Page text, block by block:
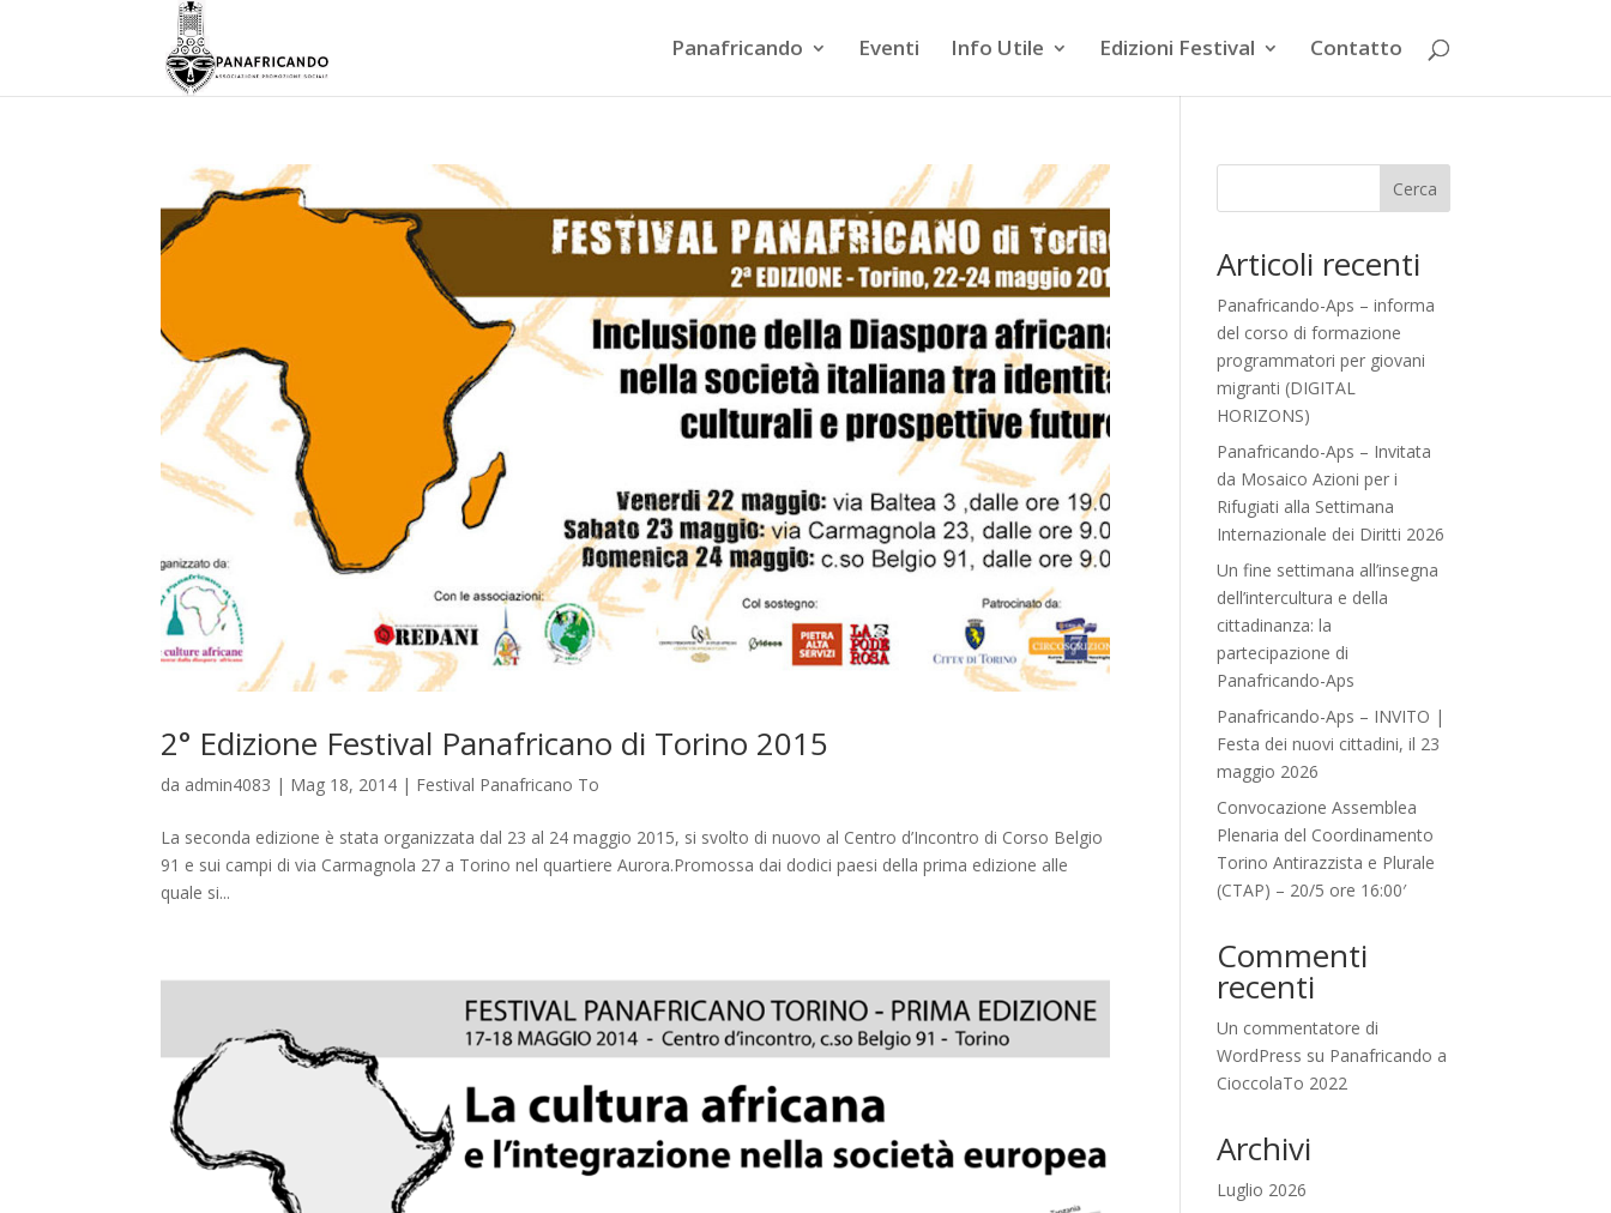
Panafricando Eventi Info Utile Edizioni Festival Contatto
2° Edizione Festival Panafricano di Torino 2015
da admin4083 | Mag 18, 2014 | Festival Panafricano To
La seconda edizione è stata organizzata dal 23 al 24 maggio 2015, si svolto di nuovo al Centro d’Incontro di Corso Belgio
91 e sui campi di via Carmagnola 27 a Torino nel quartiere Aurora.Promossa dai dodici paesi della prima edizione alle
quale si...
Cerca
Articoli recenti
Panafricando-Aps – informa
del corso di formazione
programmatori per giovani
migranti (DIGITAL
HORIZONS)
Panafricando-Aps – Invitata
da Mosaico Azioni per i
Rifugiati alla Settimana
Internazionale dei Diritti 2026
Un fine settimana all’insegna
dell’intercultura e della
cittadinanza: la
partecipazione di
Panafricando-Aps
Panafricando-Aps – INVITO |
Festa dei nuovi cittadini, il 23
maggio 2026
Convocazione Assemblea
Plenaria del Coordinamento
Torino Antirazzista e Plurale
(CTAP) – 20/5 ore 16:00′
Commenti
recenti
Un commentatore di
WordPress su Panafricando a
CioccolaTo 2022
Archivi
Luglio 2026